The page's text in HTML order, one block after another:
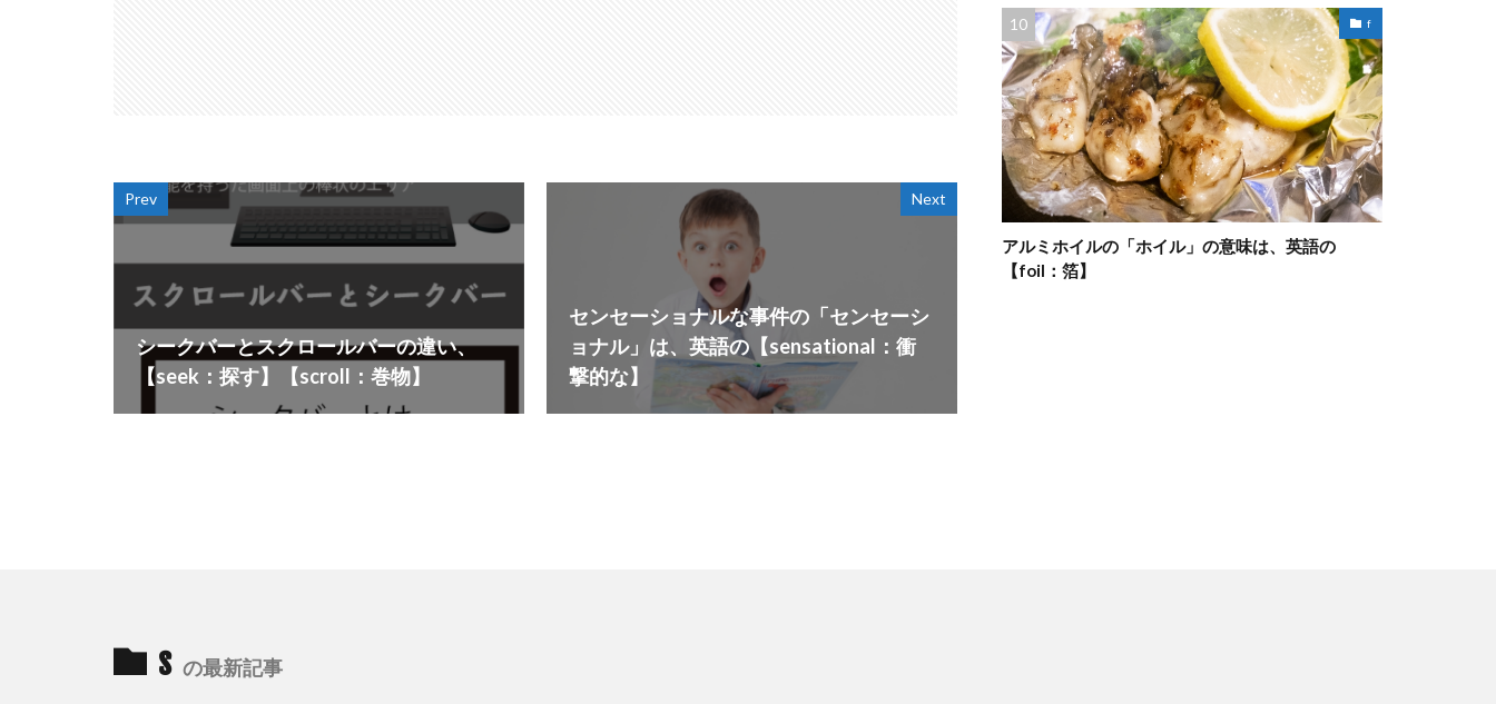
Prev
シークバーとスクロールバーの違い、
【seek：探す】【scroll：巻物】
Next
センセーショナルな事件の「センセーシ
ョナル」は、英語の【sensational：衝
撃的な】
f
アルミホイルの「ホイル」の意味は、英語の
【foil：箔】
s の最新記事